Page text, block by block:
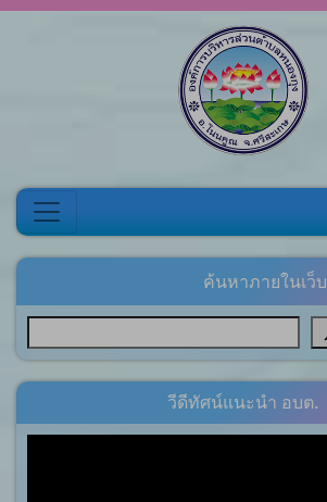
ค้นหาภายในเว็บ
วีดีทัศน์แนะนำ อบต.